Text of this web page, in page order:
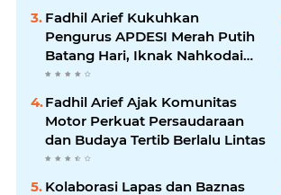
Fadhil Arief Kukuhkan
Pengurus APDESI Merah Putih
Batang Hari, Iknak Nahkodai
Periode 2026–2031
Fadhil Arief Ajak Komunitas
Motor Perkuat Persaudaraan
dan Budaya Tertib Berlalu Lintas
Kolaborasi Lapas dan Baznas